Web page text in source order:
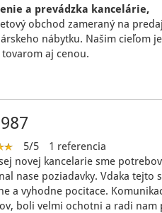
a prevádzka kancelárie,
obchod zameraný na
nábytku. Našim cieľom
aj cenou.
5/5
1 referencia
novej kancelarie sme
nase poziadavky. Vdaka tejto
a vyhodne pocitace.
boli velmi ochotni a radi